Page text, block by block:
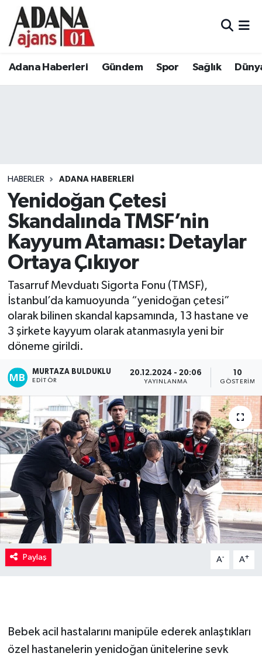
Adana Haberleri Gündem Spor Sağlık
HABERLER ADANA HABERLERI
Yenidoğan Çetesi
Skandalında TMSF’nin
Kayyum Ataması: Detaylar
Ortaya Çıkıyor
Tasarruf Mevduatı Sigorta Fonu (TMSF),
İstanbul’da kamuoyunda “yenidoğan çetesi”
olarak bilinen skandal kapsamında, 13 hastane ve
3 şirkete kayyum olarak atanmasıyla yeni bir
döneme girildi.
MURTAZA BULDUKLU
EDITÖR
20.12.2024 - 20:06
YAYINLANMA
10
GÖSTERIM
Paylaş A- A+
Bebek acil hastalarını manipüle ederek anlaştıkları
özel hastanelerin yenidoğan ünitelerine sevk
Adana Haberleri
Eğitim
Siyaset
Ekonomi
Kadın
Magazin
Yaşam
Adana Nöbetçi Eczaneler
Tüm Manşetler
Son Dakika Haberleri
Haber Arşivi